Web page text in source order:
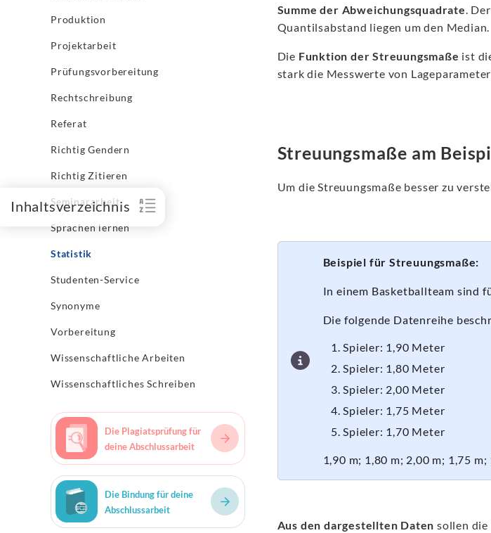
Produktion
Projektarbeit
Prüfungsvorbereitung
Rechtschreibung
Referat
Richtig Gendern
Richtig Zitieren
Seminararbeit
Sprachen lernen
Statistik
Studenten-Service
Synonyme
Vorbereitung
Wissenschaftliche Arbeiten
Wissenschaftliches Schreiben
Die Plagiatsprüfung für
deine Abschlussarbeit
Die Bindung für deine
Abschlussarbeit
Inhaltsverzeichnis
Summe der Abweichungsquadrate .
Quantilsabstand liegen um den Median.
Die Funktion der Streuungsmaße ist
stark die Messwerte von
Streuungsmaße am
Um die Streuungsmaße besser zu
Beispiel für Streuungsmaße:
In einem Basketballteam sind
Die folgende Datenreihe
Spieler: 1,90 Meter
Spieler: 1,80 Meter
Spieler: 2,00 Meter
Spieler: 1,75 Meter
Spieler: 1,70 Meter
1,90 m; 1,80 m; 2,00 m; 1,75 m;
Aus den dargestellten Daten sollen die